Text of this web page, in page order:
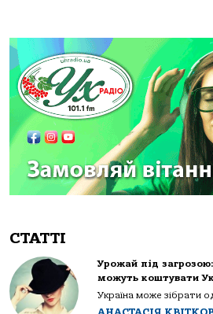
СТАТТІ
Урожай під
можуть коштувати
Україна може зібрати